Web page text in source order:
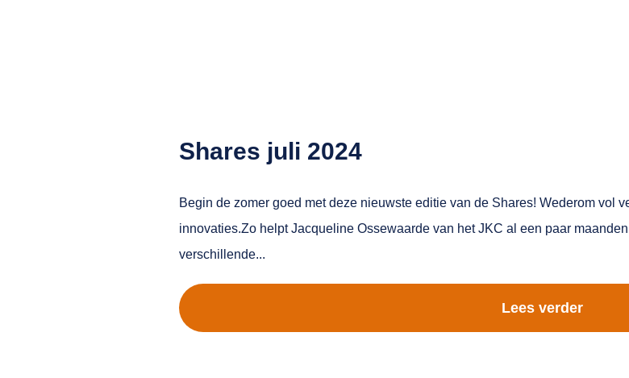
Shares juli 2024
Begin de zomer goed met deze nieuwste editie van de Shares! Wederom vol
innovaties.Zo helpt Jacqueline Ossewaarde van het JKC al een paar
verschillende...
Lees verder